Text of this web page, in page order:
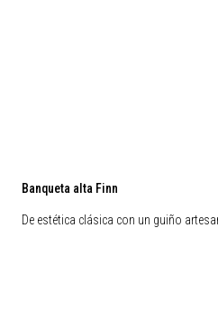
Banqueta alta Finn
De estética clásica con un guiño